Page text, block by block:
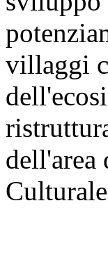
villaggi
dell'area